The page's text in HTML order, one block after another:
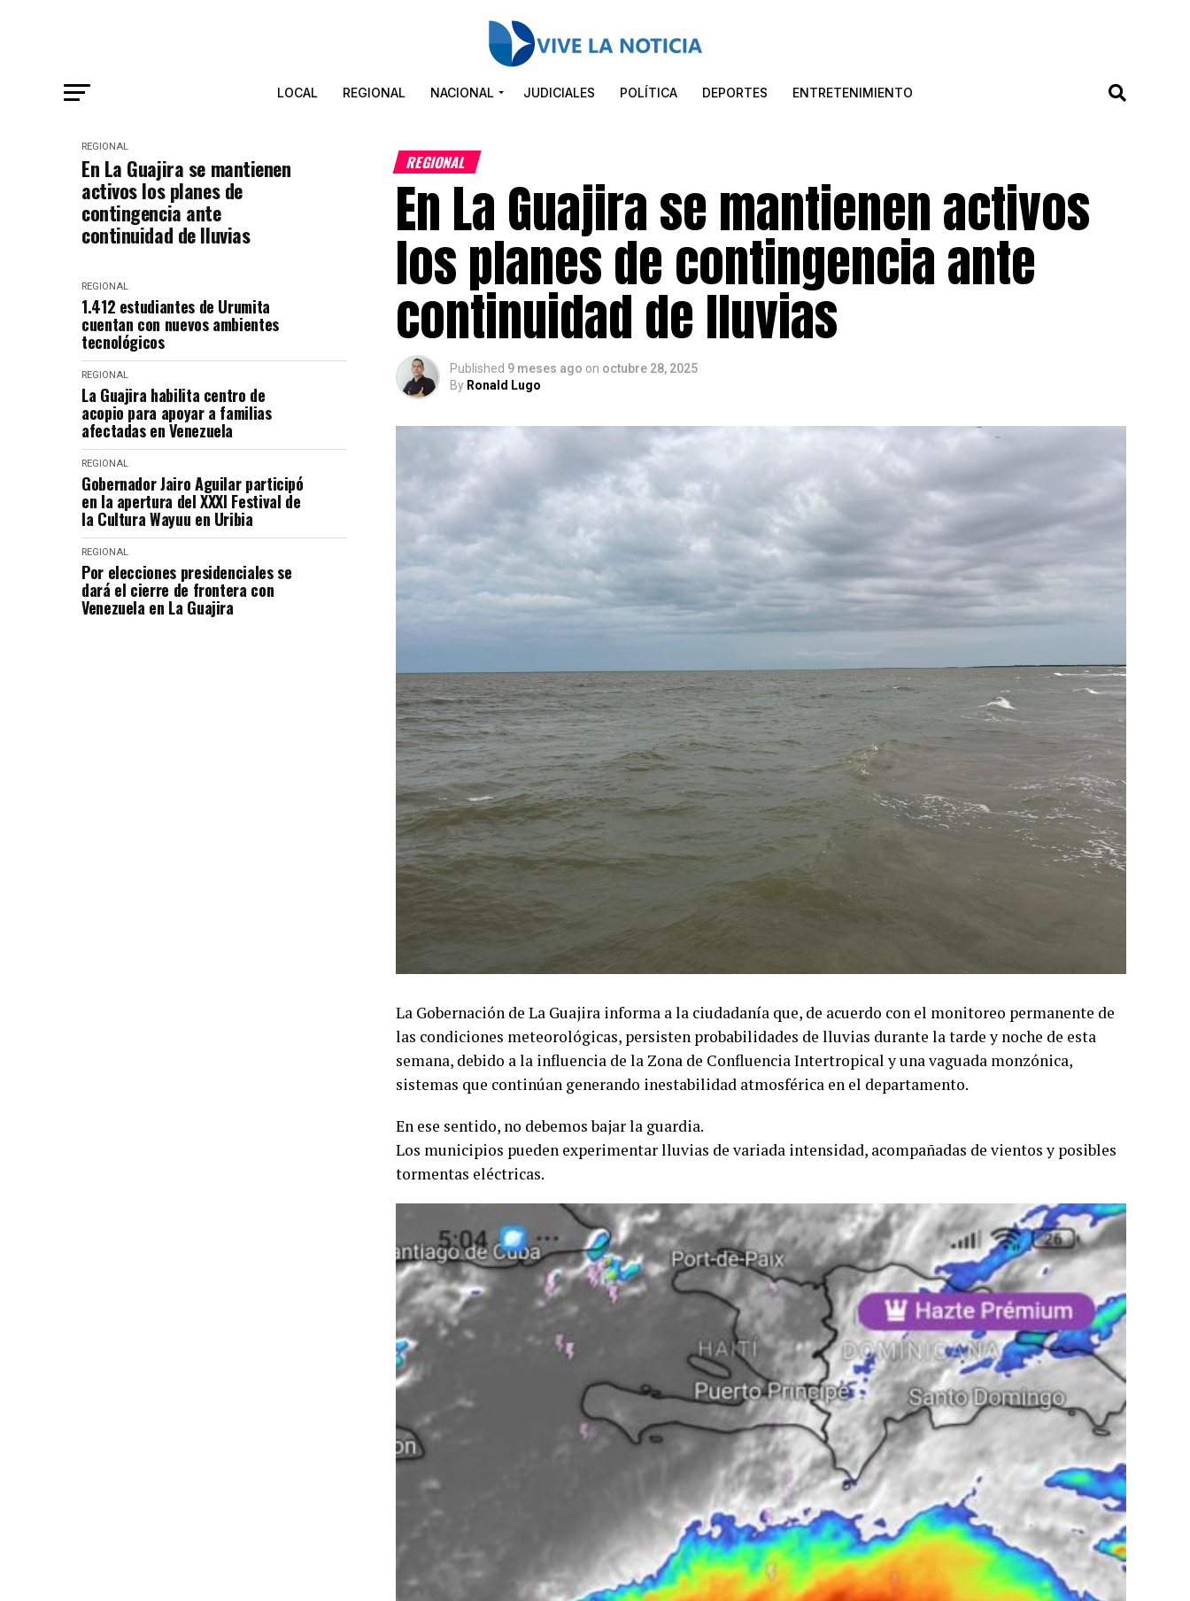
LOCAL REGIONAL NACIONAL JUDICIALES POLÍTICA DEPORTES ENTRETENIMIENTO
REGIONAL
En La Guajira se mantienen
activos los planes de
contingencia ante
continuidad de lluvias
REGIONAL
1.412 estudiantes de Urumita
cuentan con nuevos ambientes
tecnológicos
REGIONAL
La Guajira habilita centro de
acopio para apoyar a familias
afectadas en Venezuela
REGIONAL
Gobernador Jairo Aguilar participó
en la apertura del XXXI Festival de
la Cultura Wayuu en Uribia
REGIONAL
Por elecciones presidenciales se
dará el cierre de frontera con
Venezuela en La Guajira
REGIONAL
En La Guajira se mantienen activos
los planes de contingencia ante
continuidad de lluvias
Published 9 meses ago on octubre 28, 2025
By Ronald Lugo
La Gobernación de La Guajira informa a la ciudadanía que, de acuerdo con el monitoreo permanente de
las condiciones meteorológicas, persisten probabilidades de lluvias durante la tarde y noche de esta
semana, debido a la influencia de la Zona de Confluencia Intertropical y una vaguada monzónica,
sistemas que continúan generando inestabilidad atmosférica en el departamento.
En ese sentido, no debemos bajar la guardia.
Los municipios pueden experimentar lluvias de variada intensidad, acompañadas de vientos y posibles
tormentas eléctricas.